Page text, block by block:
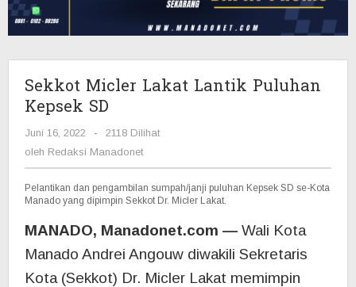
Kepsek
SD
Sekkot Micler Lakat Lantik Puluhan
Kepsek SD
Juni 16, 2022
oleh
Redaksi
-
2118 Dilihat
oleh Redaksi Manadonet
Pelantikan dan pengambilan sumpah/janji puluhan Kepsek SD se-Kota
Manado yang dipimpin Sekkot Dr. Micler Lakat.
MANADO, Manadonet.com — Wali Kota
Manado Andrei Angouw diwakili Sekretaris
Kota (Sekkot) Dr. Micler Lakat memimpin